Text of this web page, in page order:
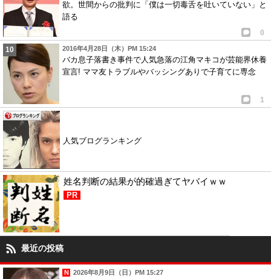
欲。世間からの批判に「僕は一切毒舌を吐いていない」と
語る
0
2016年4月28日（木）PM 15:24
バカ息子落書き事件で人気急落の江角マキコが芸能界休養
宣言! ママ友トラブルやバッシングありで子育てに専念
1
人気ブログランキング
姓名判断の結果が的確過ぎてヤバイｗｗ
PR
最近の投稿
2026年8月9日（日）PM 15:27